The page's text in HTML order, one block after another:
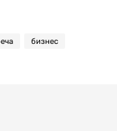
бизнес